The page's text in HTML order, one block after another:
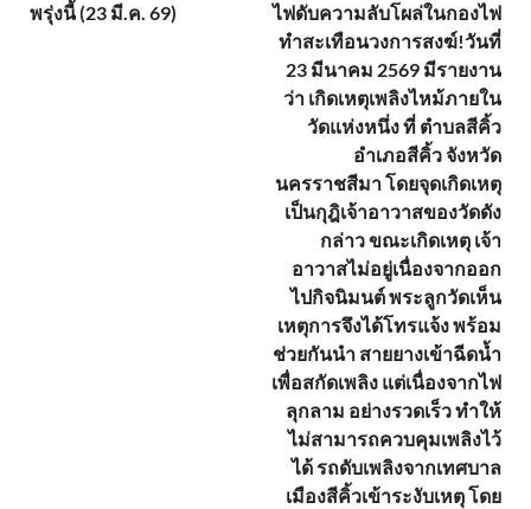
พรุ่งนี้ (23 มี.ค. 69)
ไฟดับความลับโผล่ในกองไฟ
ทำสะเทือนวงการสงฆ์!วันที่
23 มีนาคม 2569 มีรายงาน
ว่า เกิดเหตุเพลิงไหม้ภายใน
วัดแห่งหนึ่ง ที่ ตำบลสีคิ้ว
อำเภอสีคิ้ว จังหวัด
นครราชสีมา โดยจุดเกิดเหตุ
เป็นกุฎิเจ้าอาวาสของวัดดัง
กล่าว ขณะเกิดเหตุ เจ้า
อาวาสไม่อยู่เนื่องจากออก
ไปกิจนิมนต์ พระลูกวัดเห็น
เหตุการจึงได้โทรแจ้ง พร้อม
ช่วยกันนำ สายยางเข้าฉีดน้ำ
เพื่อสกัดเพลิง แต่เนื่องจากไฟ
ลุกลาม อย่างรวดเร็ว ทำให้
ไม่สามารถควบคุมเพลิงไว้
ได้ รถดับเพลิงจากเทศบาล
เมืองสีคิ้วเข้าระงับเหตุ โดย